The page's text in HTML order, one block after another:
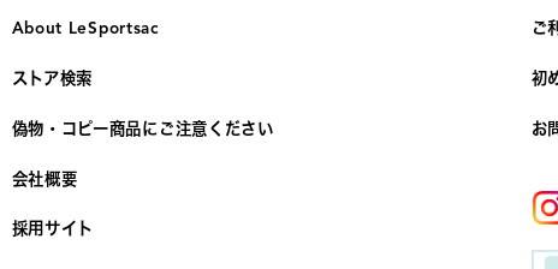
About LeSportsac
ストア検索
偽物・コピー商品にご注意ください
会社概要
採用サイト
ご
初
お